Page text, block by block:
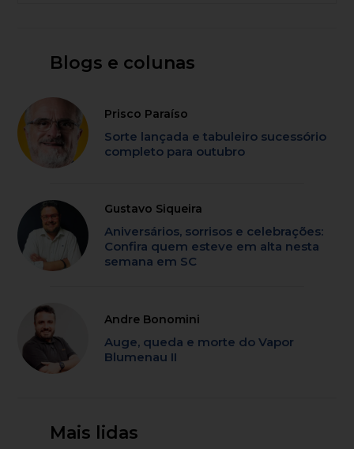
Blogs e colunas
Prisco Paraíso
Sorte lançada e tabuleiro sucessório
completo para outubro
Gustavo Siqueira
Aniversários, sorrisos e celebrações:
Confira quem esteve em alta nesta
semana em SC
Andre Bonomini
Auge, queda e morte do Vapor
Blumenau II
Mais lidas